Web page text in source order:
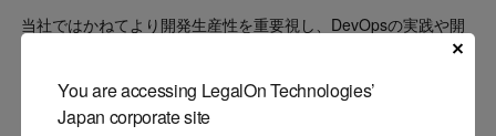
You are accessing LegalOn Technologies’
Japan corporate site
当社ではかねてより開発生産性を重要視し、DevOpsの実践や開
発支援ツールの導入、開発プロセスの改善を継続的に行っており
ます。昨年から今年にかけては、AI Agentの登場による開発現場
のかつてない大きな変革を目の当たりにしながらも、Cursor,